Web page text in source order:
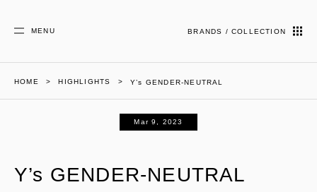
MENU BRANDS / COLLECTION
HOME HIGHLIGHTS Y’s GENDER-NEUTRAL
Mar 9, 2023
Y’s GENDER-NEUTRAL